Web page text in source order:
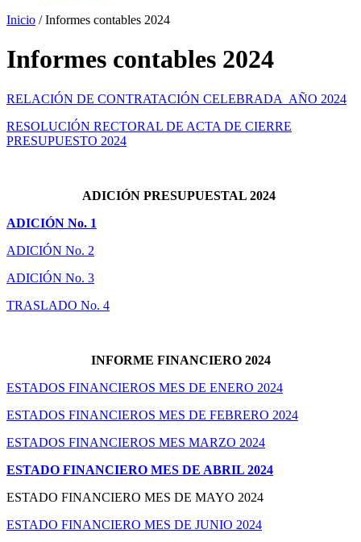
Inicio / Informes contables 2024
Informes contables 2024
RELACIÓN DE CONTRATACIÓN CELEBRADA AÑO 2024
RESOLUCIÓN RECTORAL DE ACTA DE CIERRE
PRESUPUESTO 2024
ADICIÓN PRESUPUESTAL 2024
ADICIÓN No. 1
ADICIÓN No. 2
ADICIÓN No. 3
TRASLADO No. 4
INFORME FINANCIERO 2024
ESTADOS FINANCIEROS MES DE ENERO 2024
ESTADOS FINANCIEROS MES DE FEBRERO 2024
ESTADOS FINANCIEROS MES MARZO 2024
ESTADO FINANCIERO MES DE ABRIL 2024
ESTADO FINANCIERO MES DE MAYO 2024
ESTADO FINANCIERO MES DE JUNIO 2024